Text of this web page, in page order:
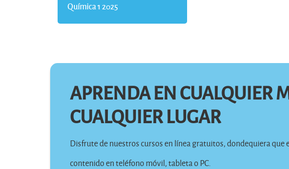
Química 1 2025
APRENDA EN CUALQUIER
CUALQUIER LUGAR
Disfrute de nuestros cursos en línea gratuitos, dondequiera que
contenido en teléfono móvil, tableta o PC.